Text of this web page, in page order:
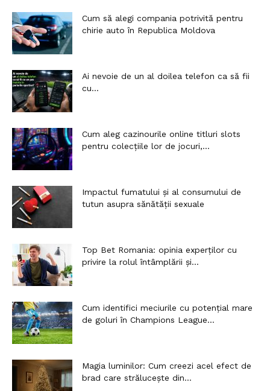
Cum să alegi compania potrivită pentru
chirie auto în Republica Moldova
Ai nevoie de un al doilea telefon ca să fii
cu...
Cum aleg cazinourile online titluri slots
pentru colecțiile lor de jocuri,...
Impactul fumatului și al consumului de
tutun asupra sănătății sexuale
Top Bet Romania: opinia experților cu
privire la rolul întâmplării și...
Cum identifici meciurile cu potențial mare
de goluri în Champions League...
Magia luminilor: Cum creezi acel efect de
brad care strălucește din...